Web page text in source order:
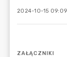
2024-10-15 09:09
ZAŁĄCZNIKI